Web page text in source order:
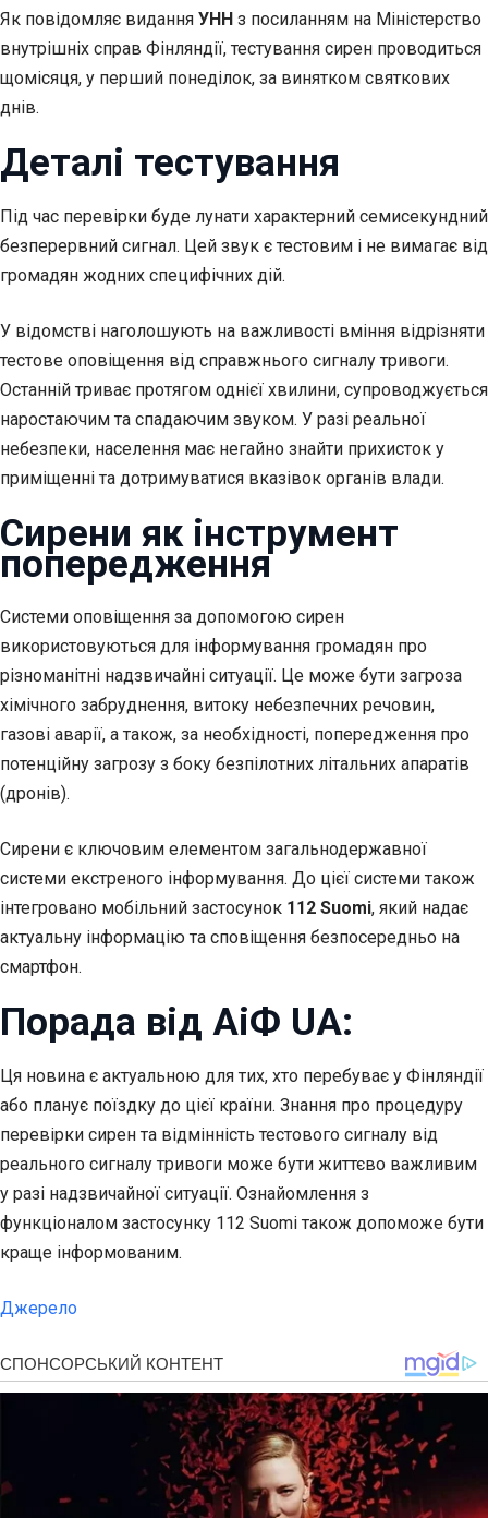
Як повідомляє видання УНН з посиланням на Міністерство
внутрішніх справ Фінляндії, тестування сирен проводиться
щомісяця, у перший понеділок, за винятком святкових
днів.
Деталі тестування
Під час перевірки буде лунати характерний семисекундний
безперервний сигнал. Цей звук є тестовим і не вимагає від
громадян жодних специфічних дій.
У відомстві наголошують на важливості вміння відрізняти
тестове оповіщення від справжнього сигналу тривоги.
Останній триває протягом однієї хвилини, супроводжується
наростаючим та спадаючим звуком. У разі реальної
небезпеки, населення має негайно знайти прихисток у
приміщенні та дотримуватися вказівок органів влади.
Сирени як інструмент
попередження
Системи оповіщення за допомогою сирен
використовуються для інформування громадян про
різноманітні надзвичайні ситуації. Це може бути загроза
хімічного забруднення, витоку небезпечних речовин,
газові аварії, а також, за необхідності, попередження про
потенційну загрозу з боку безпілотних літальних апаратів
(дронів).
Сирени є ключовим елементом загальнодержавної
системи екстреного інформування. До цієї системи також
інтегровано мобільний застосунок 112 Suomi, який надає
актуальну інформацію та сповіщення безпосередньо на
смартфон.
Порада від АіФ UA:
Ця новина є актуальною для тих, хто перебуває у Фінляндії
або планує поїздку до цієї країни. Знання про процедуру
перевірки сирен та відмінність тестового сигналу від
реального сигналу тривоги може бути життєво важливим
у разі надзвичайної ситуації. Ознайомлення з
функціоналом застосунку 112 Suomi також допоможе бути
краще інформованим.
Джерело